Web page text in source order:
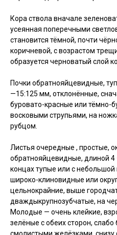
Кора ствола вначале
усеянная поперечными
становится тёмной, почти
коричневой, с возрастом
образуется черноватый слой
Почки обратнояйцевидные,
—15:125 мм, отклонённые,
буровато-красные или тёмно-
восковыми струпьями, на
рубцом.
Листья очередные , простые,
обратнояйцевидные, длиной
концах тупые или с
широко-клиновидные или
цельнокрайние, выше
дваждыкрупнозубчатые, на
Молодые — очень клейкие,
зелёные с обеих сторон,